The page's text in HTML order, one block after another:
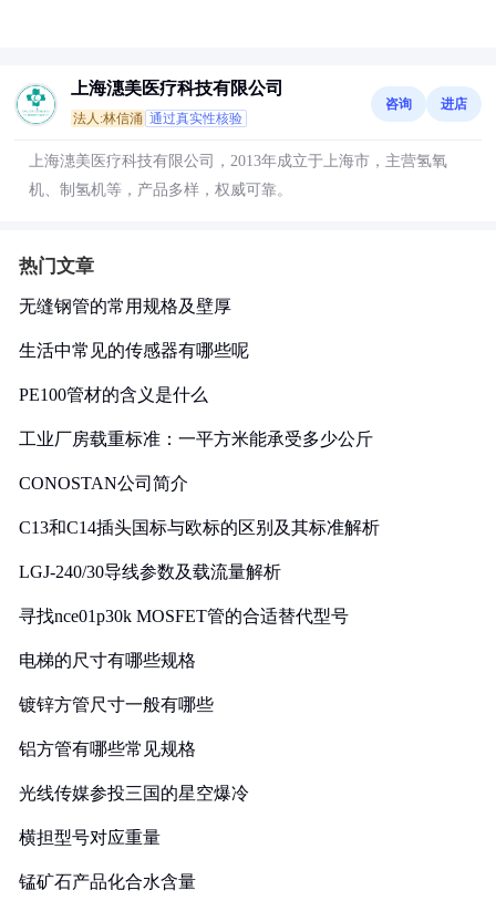
上海潓美医疗科技有限公司
法人:林信涌 通过真实性核验
咨询 进店
上海潓美医疗科技有限公司，2013年成立于上海市，主营氢氧
机、制氢机等，产品多样，权威可靠。
热门文章
无缝钢管的常用规格及壁厚
生活中常见的传感器有哪些呢
PE100管材的含义是什么
工业厂房载重标准：一平方米能承受多少公斤
CONOSTAN公司简介
C13和C14插头国标与欧标的区别及其标准解析
LGJ-240/30导线参数及载流量解析
寻找nce01p30k MOSFET管的合适替代型号
电梯的尺寸有哪些规格
镀锌方管尺寸一般有哪些
铝方管有哪些常见规格
光线传媒参投三国的星空爆冷
横担型号对应重量
锰矿石产品化合水含量